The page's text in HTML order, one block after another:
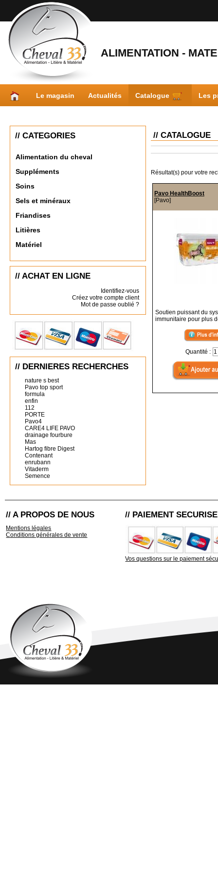
ALIMENTATION -
Le magasin Actualités Catalogue Les
// CATEGORIES
Alimentation du cheval
Suppléments
Soins
Sels et minéraux
Friandises
Litières
Matériel
// ACHAT EN LIGNE
Identifiez-vous
Créez votre compte client
Mot de passe oublié ?
// DERNIERES RECHERCHES
nature s best
Pavo top sport
formula
enfin
112
PORTE
Pavo4
CARE4 LIFE PAVO
drainage fourbure
Mas
Hartog fibre Digest
Contenant
enrubann
Vitaderm
Semence
// CATALOGUE
Résultat(s) pour votre
Pavo HealthBoost
[Pavo]
Soutien puissant du
immunitaire pour plus
Quantité :
// A PROPOS DE NOUS
Mentions légales
Conditions générales de vente
// PAIEMENT SECURISE
Vos questions sur le paiement